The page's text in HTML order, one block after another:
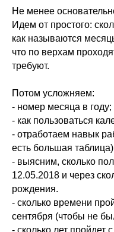
Не менее
Идем от простого:
как называются
что по верхам
требуют.
Потом усложняем:
- номер месяца в году;
- как пользоваться
- отработаем навык
есть большая
- выясним, сколько
12.05.2018 и через
рождения.
- сколько времени
сентября (чтобы не
- сколько лет пройдет